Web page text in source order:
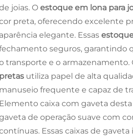
joias. O estoque em lona para
preta, oferecendo excelente
aparência elegante. Essas
seguros, garantindo
transporte e o
pretas utiliza papel de alta
manuseio frequente e capaz de
Elemento caixa com gaveta desta
de operação suave com
Essas caixas de